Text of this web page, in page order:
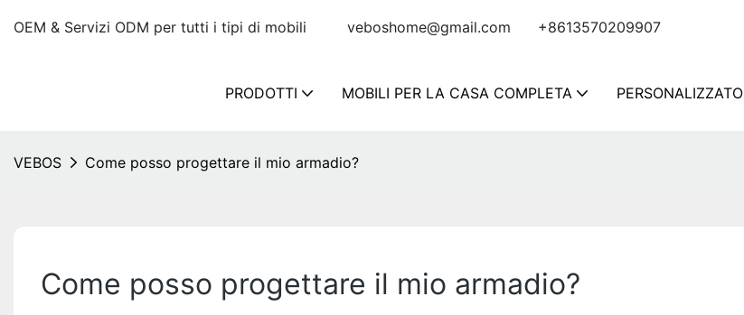
OEM & Servizi ODM per tutti i tipi di mobili veboshome@gmail.com +8613570209907
PRODOTTI MOBILI PER LA CASA COMPLETA PERSONALIZZATO
VEBOS Come posso progettare il mio armadio?
Come posso progettare il mio armadio?